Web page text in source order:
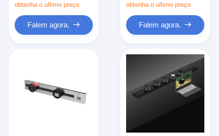
obtenha o ultimo preço
Falem agora.
obtenha o ultimo preço
Falem agora.